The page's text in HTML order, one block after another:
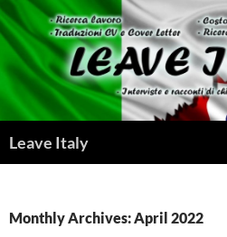
Skip
to
content
Leave Italy
Monthly Archives: April 2022